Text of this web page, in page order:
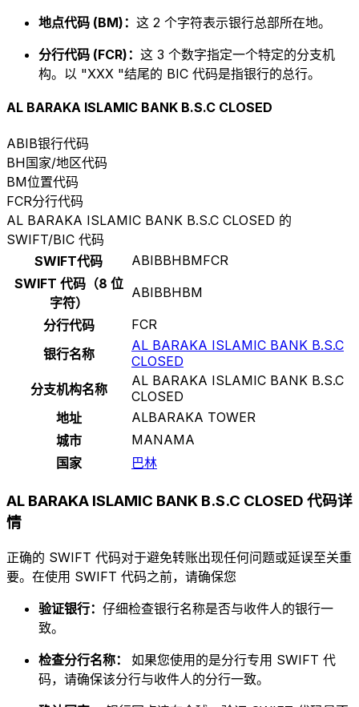
地点代码 (BM)： 这 2 个字符表示银行总部所在地。
分行代码 (FCR)： 这 3 个数字指定一个特定的分支机
构。以 "XXX "结尾的 BIC 代码是指银行的总行。
AL BARAKA ISLAMIC BANK B.S.C CLOSED
ABIB银行代码
BH国家/地区代码
BM位置代码
FCR分行代码
AL BARAKA ISLAMIC BANK B.S.C CLOSED 的
SWIFT/BIC 代码
SWIFT代码
ABIBBHBMFCR
SWIFT 代码（8 位
字符）
ABIBBHBM
分行代码
FCR
银行名称
AL BARAKA ISLAMIC BANK B.S.C
CLOSED
分支机构名称
AL BARAKA ISLAMIC BANK B.S.C
CLOSED
地址
ALBARAKA TOWER
城市
MANAMA
国家
巴林
AL BARAKA ISLAMIC BANK B.S.C CLOSED 代码详
情
正确的 SWIFT 代码对于避免转账出现任何问题或延误至关重
要。在使用 SWIFT 代码之前，请确保您
验证银行： 仔细检查银行名称是否与收件人的银行一
致。
检查分行名称： 如果您使用的是分行专用 SWIFT 代
码，请确保该分行与收件人的分行一致。